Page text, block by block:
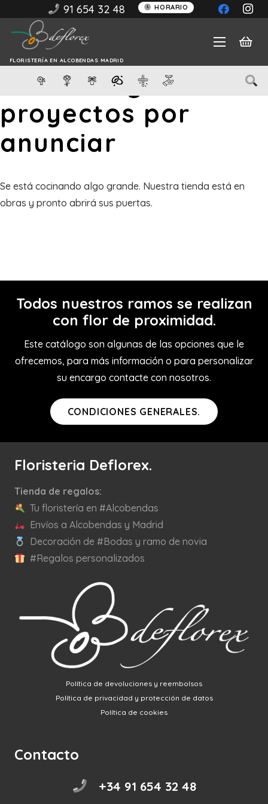
91 654 32 48 HORARIO
FLORISTERÍA EN ALCOBENDAS MADRID
Tenemos grandes
proyectos por
anunciar
Se está cocinando algo grande. Nuestra tienda está en
obras y pronto abrirá sus puertas.
Todos nuestros ramos se realizan
con flor de proximidad.
Este catálogo son algunas de las opciones que le
ofrecemos, para más información o para personalizar
su encargo contacte con nosotros.
CONDICIONES GENERALES.
Floristeria Deflorex.
Tienda de regalos:
Tu floristería en #Alcobendas
Envíos a Alcobendas y Madrid
Decoración de #Bodas y ramo de novia
#Regalos personalizados
Política de devoluciones y reembolsos
Política de privacidad y protección de datos
Política de cookies
Contacto
+34 91 654 32 48